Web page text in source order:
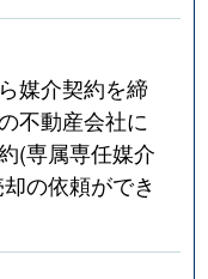
媒介契約を締
不動産会社に
(専属専任媒介
の依頼ができ